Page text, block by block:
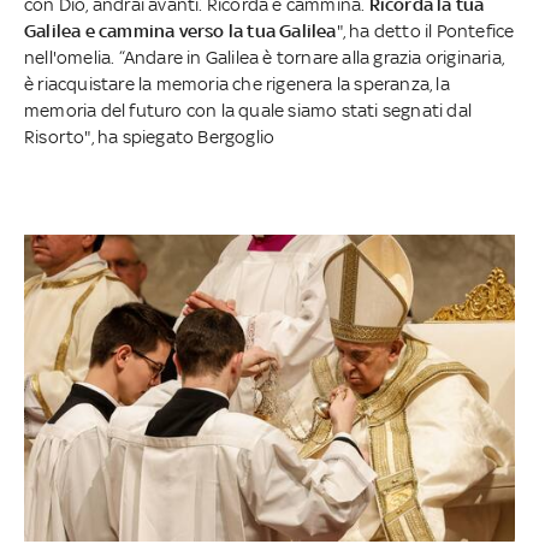
con Dio, andrai avanti. Ricorda e cammina. Ricorda la tua
Galilea e cammina verso la tua Galilea", ha detto il Pontefice
nell'omelia. “Andare in Galilea è tornare alla grazia originaria,
è riacquistare la memoria che rigenera la speranza, la
memoria del futuro con la quale siamo stati segnati dal
Risorto", ha spiegato Bergoglio